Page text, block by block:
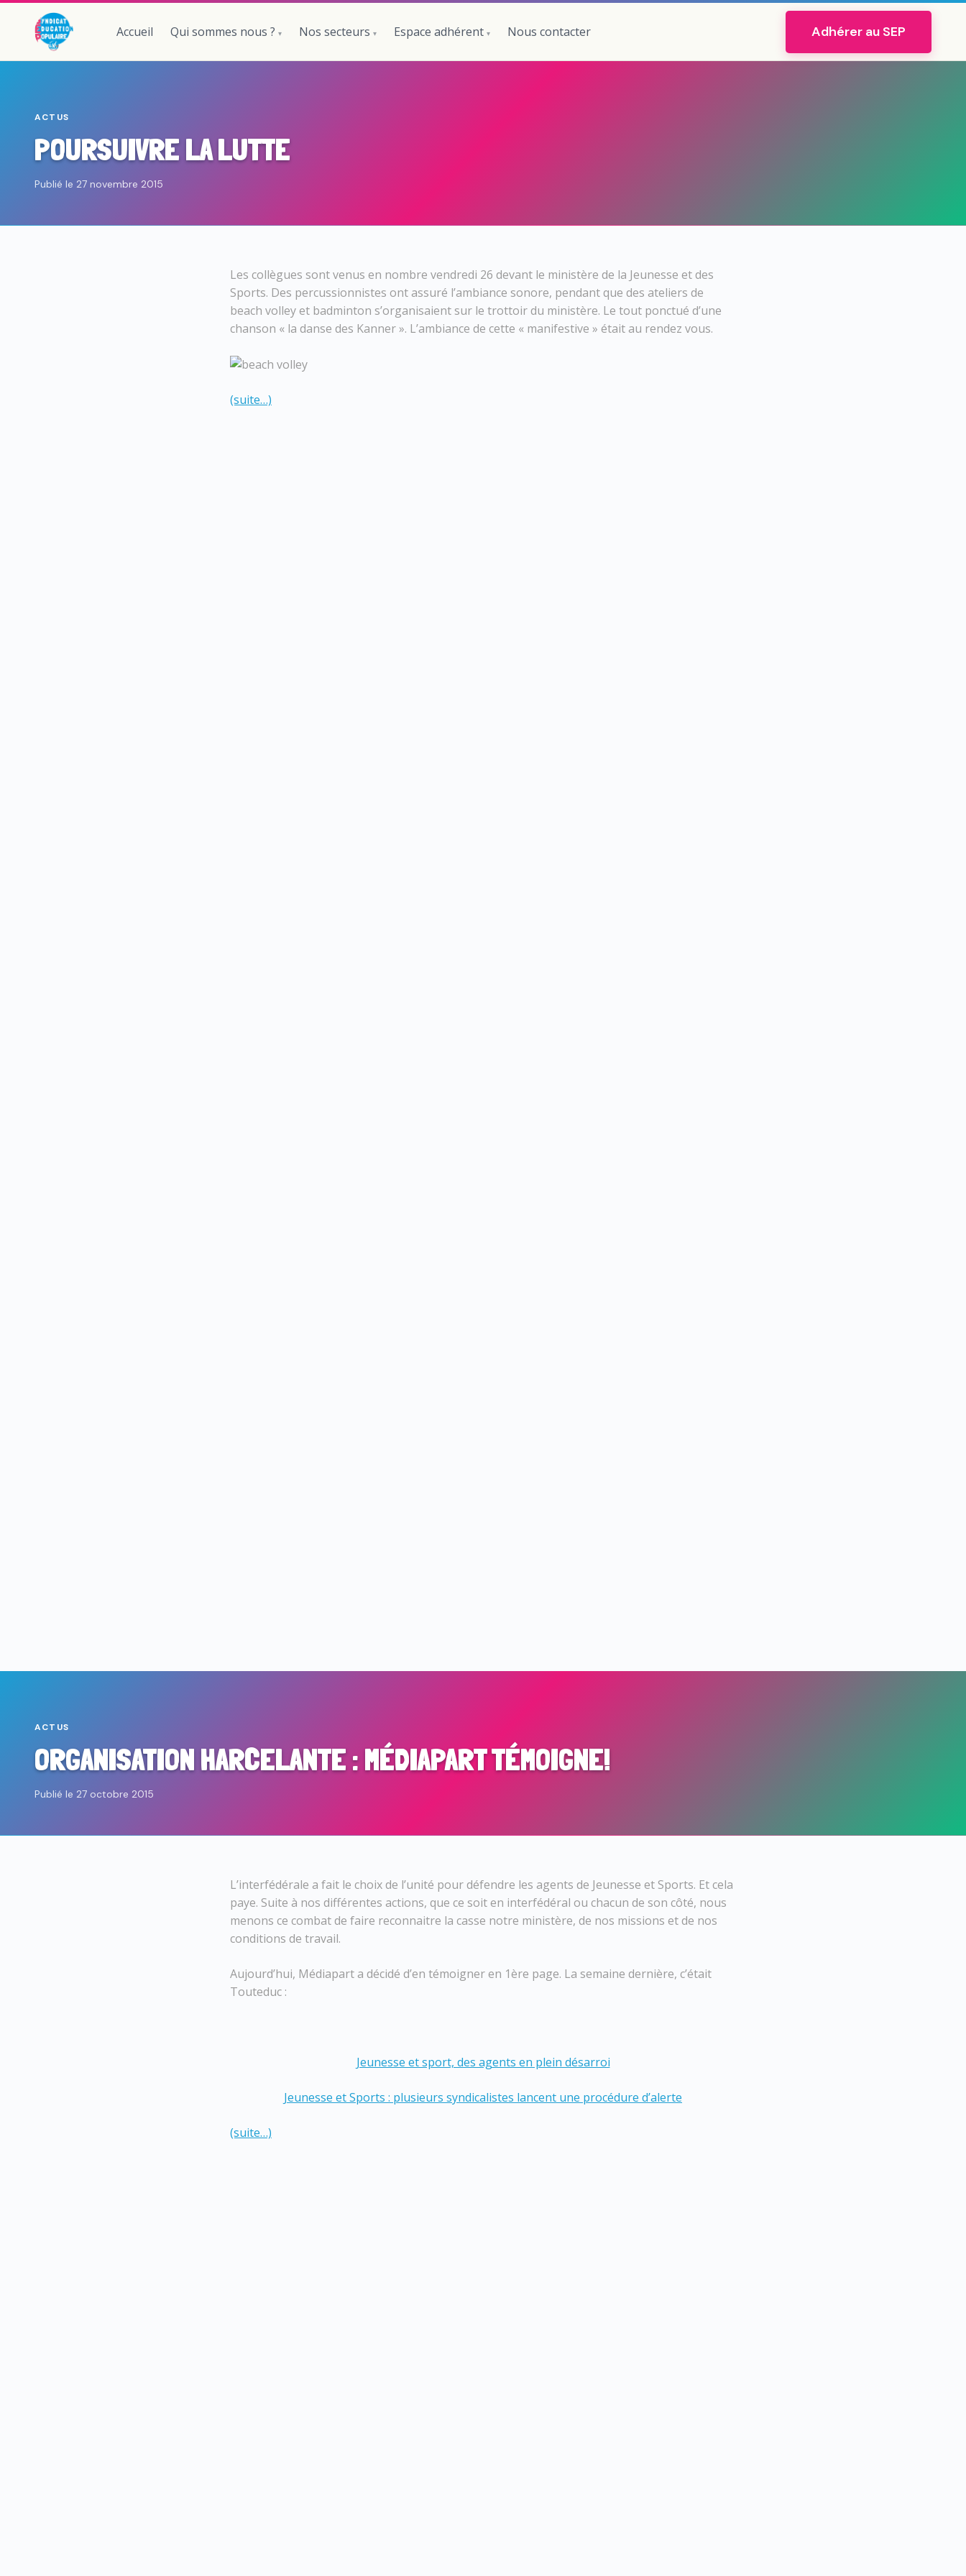
Accueil Qui sommes nous ? Nos secteurs Espace adhérent Nous contacter Adhérer au SEP
ACTUS
POURSUIVRE LA LUTTE
Publié le 27 novembre 2015
Les collègues sont venus en nombre vendredi 26 devant le ministère de la Jeunesse et des
Sports. Des percussionnistes ont assuré l’ambiance sonore, pendant que des ateliers de
beach volley et badminton s’organisaient sur le trottoir du ministère. Le tout ponctué d’une
chanson « la danse des Kanner ». L’ambiance de cette « manifestive » était au rendez vous.
(suite…)
ACTUS
ORGANISATION HARCELANTE : MÉDIAPART TÉMOIGNE!
Publié le 27 octobre 2015
L’interfédérale a fait le choix de l’unité pour défendre les agents de Jeunesse et Sports. Et cela
paye. Suite à nos différentes actions, que ce soit en interfédéral ou chacun de son côté, nous
menons ce combat de faire reconnaitre la casse notre ministère, de nos missions et de nos
conditions de travail.
Aujourd’hui, Médiapart a décidé d’en témoigner en 1ère page. La semaine dernière, c’était
Touteduc :
Jeunesse et sport, des agents en plein désarroi
Jeunesse et Sports : plusieurs syndicalistes lancent une procédure d’alerte
(suite…)